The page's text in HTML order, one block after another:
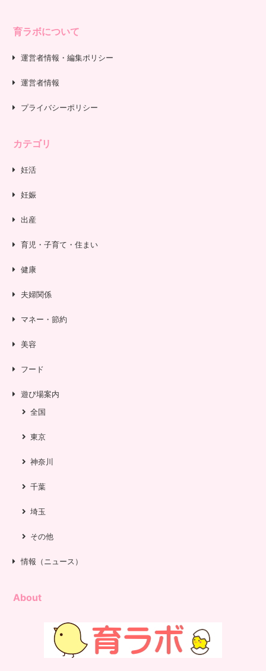
育ラボについて
運営者情報・編集ポリシー
運営者情報
プライバシーポリシー
カテゴリ
妊活
妊娠
出産
育児・子育て・住まい
健康
夫婦関係
マネー・節約
美容
フード
遊び場案内
全国
東京
神奈川
千葉
埼玉
その他
情報（ニュース）
About